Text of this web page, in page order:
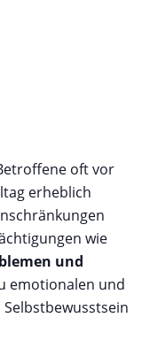
oft vor
erheblich
wie
und
emotionalen und
Selbstbewusstsein